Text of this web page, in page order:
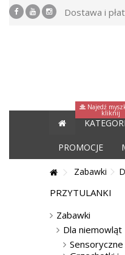
Dostawa i
Najedź
kliknij
PROMOCJE
Zabawki
PRZYTULANKI
Zabawki
Dla niemowląt
Sensoryczne